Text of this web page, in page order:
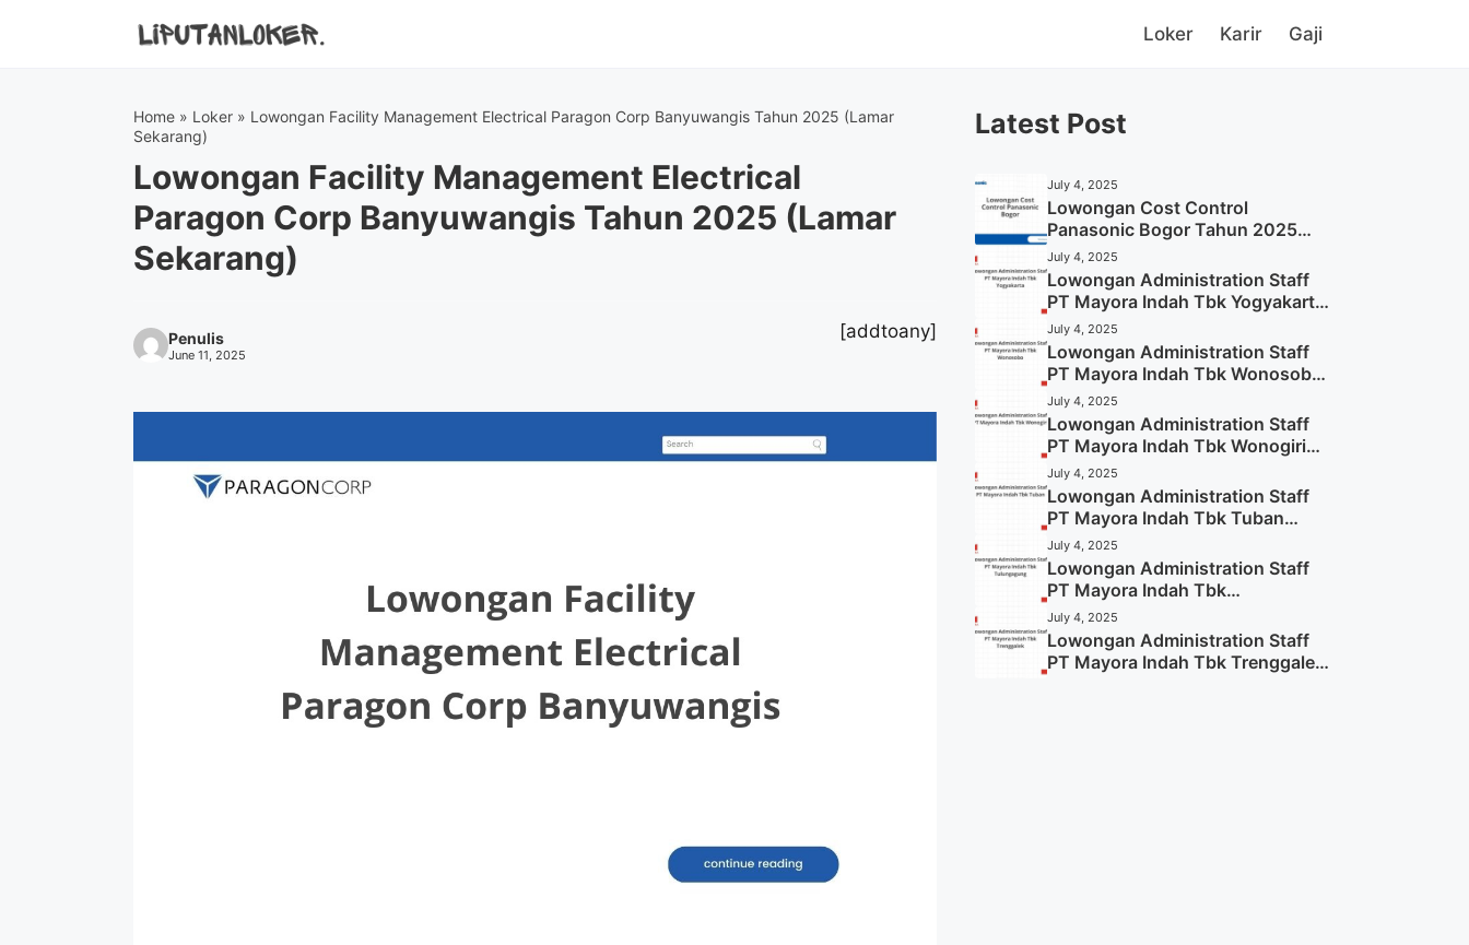
Loker Karir Gaji
Home » Loker » Lowongan Facility Management Electrical Paragon Corp Banyuwangis Tahun 2025 (Lamar
Sekarang)
Lowongan Facility Management Electrical
Paragon Corp Banyuwangis Tahun 2025 (Lamar
Sekarang)
Penulis
June 11, 2025
[addtoany]
Latest Post
July 4, 2025
Lowongan Cost Control
Panasonic Bogor Tahun 2025
(Lamar Sekarang)
July 4, 2025
Lowongan Administration Staff
PT Mayora Indah Tbk Yogyakarta
Tahun 2025
July 4, 2025
Lowongan Administration Staff
PT Mayora Indah Tbk Wonosobo
Tahun 2025 (Lamar Sekarang)
July 4, 2025
Lowongan Administration Staff
PT Mayora Indah Tbk Wonogiri
Tahun 2025 (Apply Now)
July 4, 2025
Lowongan Administration Staff
PT Mayora Indah Tbk Tuban
Tahun 2025 (Resmi)
July 4, 2025
Lowongan Administration Staff
PT Mayora Indah Tbk
Tulungagung Tahun 2025 (Lamar
Sekarang)
July 4, 2025
Lowongan Administration Staff
PT Mayora Indah Tbk Trenggalek